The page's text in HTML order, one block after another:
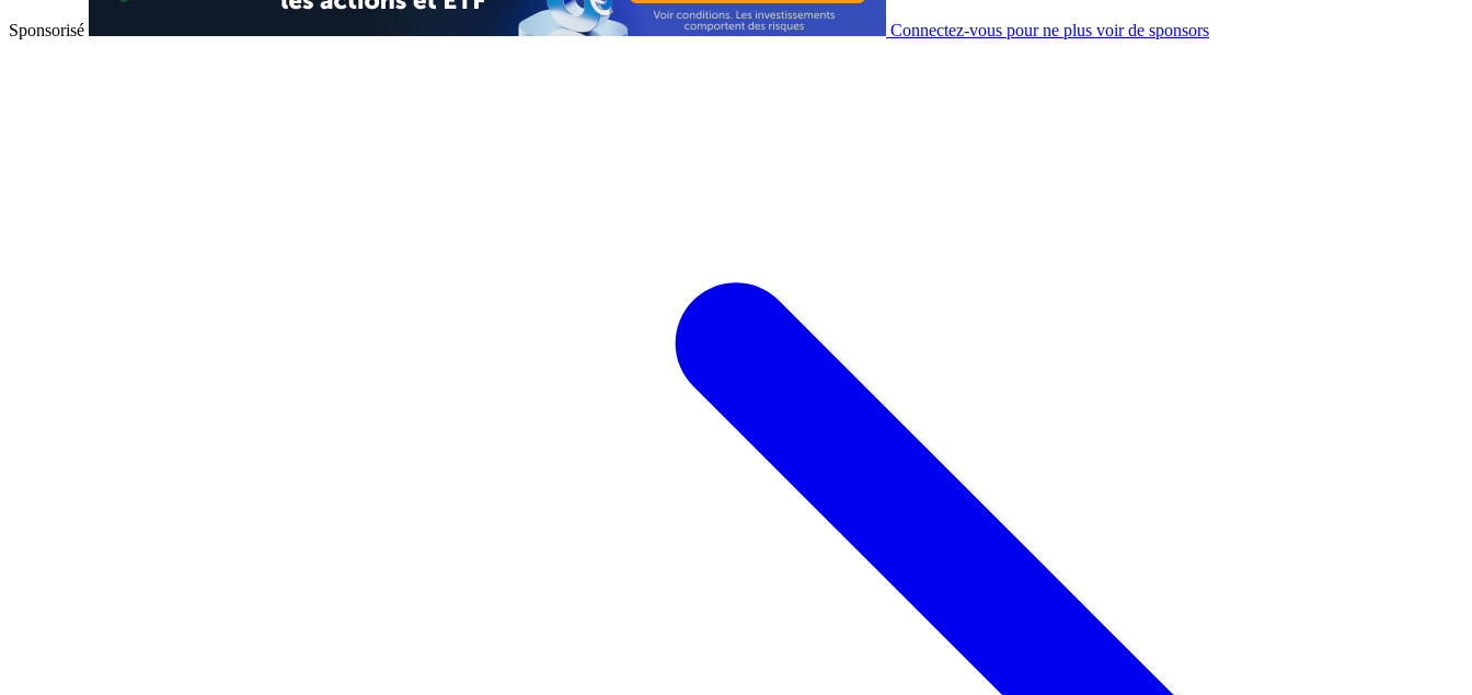
Sponsorisé Connectez-vous pour ne plus voir de sponsors